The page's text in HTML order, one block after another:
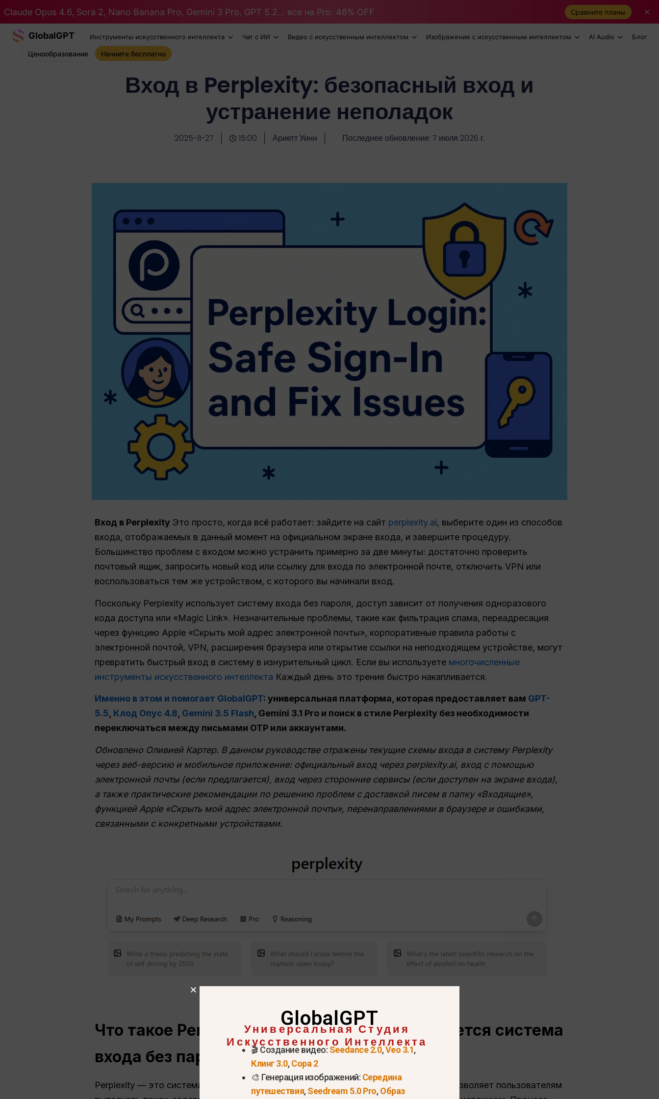
Claude Opus 4.6, Sora 2, Nano Banana Pro, Gemini 3 Pro, GPT 5.2... все на Pro. 46% OFF Сравните планы
GlobalGPT Инструменты искусственного интеллекта Чат с ИИ Видео с искусственным интеллектом Изображение с искусственным интеллектом AI Audio Блог
Ценообразование Начните бесплатно
Вход в Perplexity: безопасный вход и
устранение неполадок
2025-11-27 15:00 Ариетт Уинн Последнее обновление: 7 июля 2026 г.
Вход в Perplexity Это просто, когда всё работает: зайдите на сайт perplexity.ai, выберите один из способов
входа, отображаемых в данный момент на официальном экране входа, и завершите процедуру.
Большинство проблем с входом можно устранить примерно за две минуты: достаточно проверить
почтовый ящик, запросить новый код или ссылку для входа по электронной почте, отключить VPN или
воспользоваться тем же устройством, с которого вы начинали вход.
Поскольку Perplexity использует систему входа без пароля, доступ зависит от получения одноразового
кода доступа или «Magic Link». Незначительные проблемы, такие как фильтрация спама, переадресация
через функцию Apple «Скрыть мой адрес электронной почты», корпоративные правила работы с
электронной почтой, VPN, расширения браузера или открытие ссылки на неподходящем устройстве, могут
превратить быстрый вход в систему в изнурительный цикл. Если вы используете многочисленные
инструменты искусственного интеллекта Каждый день это трение быстро накапливается.
Именно в этом и помогает GlobalGPT: универсальная платформа, которая предоставляет вам GPT-
5.5 Клод Опус 4.8 Gemini 3.5 Flash , Gemini 3.1 Pro и поиск в стиле Perplexity без необходимости
переключаться между письмами OTP или аккаунтами.
Обновлено Оливией Картер. В данном руководстве отражены текущие схемы входа в систему Perplexity
через веб-версию и мобильное приложение: официальный вход через perplexity.ai, вход с помощью
электронной почты (если предлагается), вход через сторонние сервисы (если доступен на экране входа),
а также практические рекомендации по решению проблем с доставкой писем в папку «Входящие»,
функцией Apple «Скрыть мой адрес электронной почты», перенаправлениями в браузере и ошибками,
связанными с конкретными устройствами.
Что такое Perplexity и почему в ней используется система
входа без пароля?
Perplexity — это система ответов на основе искусственного интеллекта, которая позволяет пользователям
GlobalGPT
Универсальная Студия
Искусственного Интеллекта
🎬 Создание видео: Seedance 2.0,Veo 3.1,
Клинг 3.0,Сора 2
🎨 Генерация изображений: Середина
путешествия,Seedream 5.0 Pro,Образ